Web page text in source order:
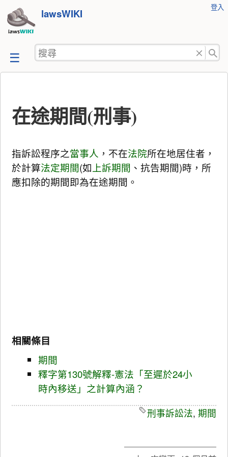
跳
至
容
lawsWIKI
工
登入
搜
尋
在途期間(刑事)
指訴訟程序之當事人 ，不在法院所在地居住者，
於計算法定期間(如 上訴期間 、抗告期間)時，所
應扣除的期間即為在途期間。
相關條目
期間
釋字第130號解釋-憲法「至遲於24小
時內移送」之計算內涵？
刑事訴訟法, 期間